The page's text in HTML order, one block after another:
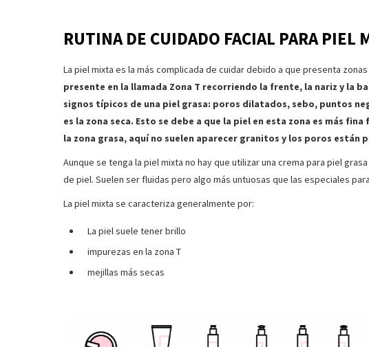
RUTINA DE CUIDADO FACIAL PARA PIEL
La piel mixta es la más complicada de cuidar debido a que presenta
presente en la llamada Zona T recorriendo la frente, la nariz y la
signos típicos de una piel grasa: poros dilatados, sebo, puntos
es la zona seca. Esto se debe a que la piel en esta zona es más
la zona grasa, aquí no suelen aparecer granitos y los poros están
Aunque se tenga la piel mixta no hay que utilizar una crema para piel
de piel. Suelen ser fluidas pero algo más untuosas que las especiales
La piel mixta se caracteriza generalmente por:
La piel suele tener brillo
impurezas en la zona T
mejillas más secas